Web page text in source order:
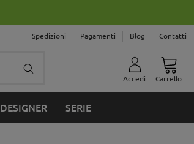
Spedizioni Pagamenti Blog Contatti
Accedi Carrello
DESIGNER SERIE